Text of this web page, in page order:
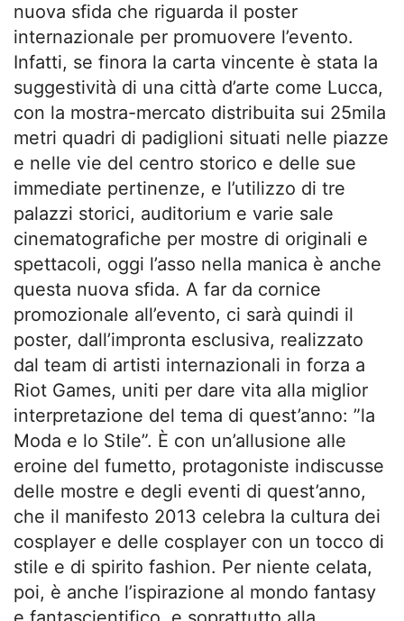
nuova sfida che riguarda il poster
internazionale per promuovere l’evento.
Infatti, se finora la carta vincente è stata la
suggestività di una città d’arte come Lucca,
con la mostra-mercato distribuita sui 25mila
metri quadri di padiglioni situati nelle piazze
e nelle vie del centro storico e delle sue
immediate pertinenze, e l’utilizzo di tre
palazzi storici, auditorium e varie sale
cinematografiche per mostre di originali e
spettacoli, oggi l’asso nella manica è anche
questa nuova sfida. A far da cornice
promozionale all’evento, ci sarà quindi il
poster, dall’impronta esclusiva, realizzato
dal team di artisti internazionali in forza a
Riot Games, uniti per dare vita alla miglior
interpretazione del tema di quest’anno: ”la
Moda e lo Stile”. È con un’allusione alle
eroine del fumetto, protagoniste indiscusse
delle mostre e degli eventi di quest’anno,
che il manifesto 2013 celebra la cultura dei
cosplayer e delle cosplayer con un tocco di
stile e di spirito fashion. Per niente celata,
poi, è anche l’ispirazione al mondo fantasy